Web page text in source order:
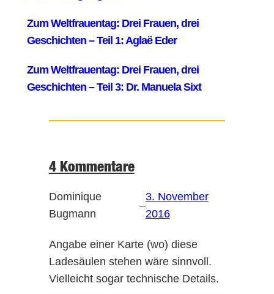
4 Kommentare
Dominique
Bugmann
–
3. November
2016
Angabe einer Karte (wo) diese
Ladesäulen stehen wäre sinnvoll.
Vielleicht sogar technische Details.